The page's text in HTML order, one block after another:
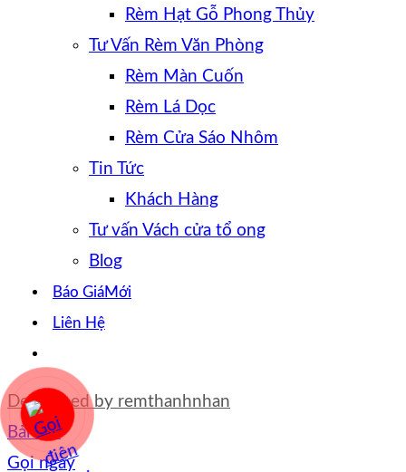
Rèm Hạt Gỗ Phong Thủy
Tư Vấn Rèm Văn Phòng
Rèm Màn Cuốn
Rèm Lá Dọc
Rèm Cửa Sáo Nhôm
Tin Tức
Khách Hàng
Tư vấn Vách cửa tổ ong
Blog
Báo Giá
Liên Hệ
Developed by remthanhnhan
Bản đồ
Gọi ngay